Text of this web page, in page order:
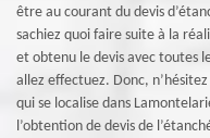
être au courant du devis
sachiez quoi faire suite à la
et obtenu le devis avec toutes
allez effectuez. Donc,
qui se localise dans
l’obtention de devis de